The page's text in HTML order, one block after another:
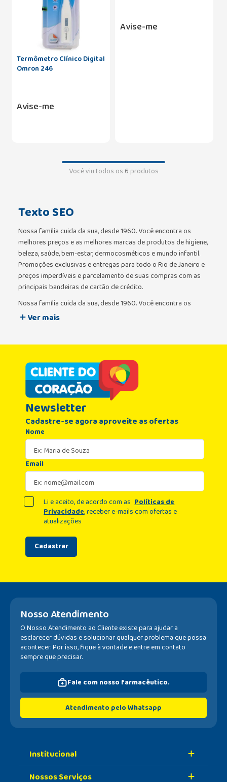
Termômetro Clínico Digital
Omron 246
Avise-me
Avise-me
Você viu todos os 6produtos
Texto SEO
Nossa família cuida da sua, desde 1960. Você encontra os
melhores preços e as melhores marcas de produtos de higiene,
beleza, saúde, bem-estar, dermocosméticos e mundo infantil.
Promoções exclusivas e entregas para todo o Rio de Janeiro e
preços imperdíveis e parcelamento de suas compras com as
principais bandeiras de cartão de crédito.
Nossa família cuida da sua, desde 1960. Você encontra os
melhores preços e as melhores marcas de produtos de higiene,
preços imperdíveis e parcelamento de suas compras com as
principais bandeiras de cartão de crédito.
Ver mais
Newsletter
Cadastre-se agora aproveite as ofertas
Nome
Email
Cadastrar
Li e aceito, de acordo com as Políticas de
Privacidade, receber e-mails com ofertas e
atualizações
Nosso Atendimento
O Nosso Atendimento ao Cliente existe para ajudar a
esclarecer dúvidas e solucionar qualquer problema que possa
acontecer. Por isso, fique à vontade e entre em contato
sempre que precisar.
Fale com nosso farmacêutico.
Atendimento pelo Whatsapp
Institucional
Nossos Serviços